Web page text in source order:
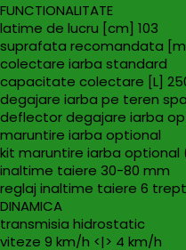
FUNCTIONALITATE
latime de lucru [cm] 103
suprafata recomandata
colectare iarba standard
capacitate colectare [L]
degajare iarba pe teren
deflector degajare iarba
maruntire iarba optional
kit maruntire iarba optional
inaltime taiere 30-80 mm
reglaj inaltime taiere 6
DINAMICA
transmisia hidrostatic
viteze 9 km/h <|> 4 km/h